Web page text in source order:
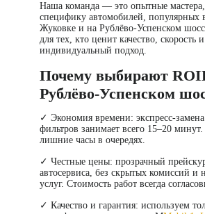
Наша команда — это опытные
специфику автомобилей, популярных
Жуковке и на Рублёво-Успенском
для тех, кто ценит качество, скорость и
индивидуальный подход.
Почему выбирают
Рублёво-Успенском
✓ Экономия времени: экспресс-
фильтров занимает всего 15–20
лишние часы в очередях.
✓ Честные цены: прозрачный
автосервиса, без скрытых комиссий и
услуг. Стоимость работ всегда
✓ Качество и гарантия: используем